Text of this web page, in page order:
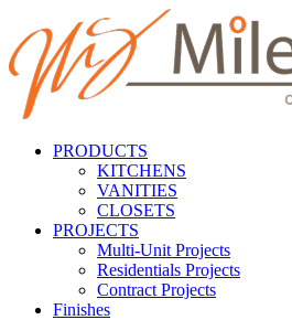
PRODUCTS
KITCHENS
VANITIES
CLOSETS
PROJECTS
Multi-Unit Projects
Residentials Projects
Contract Projects
Finishes